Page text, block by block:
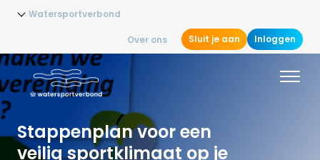
Watersportverbond
Over ons Sluit je aan Inloggen
Stappenplan voor een
veilig sportklimaat op je